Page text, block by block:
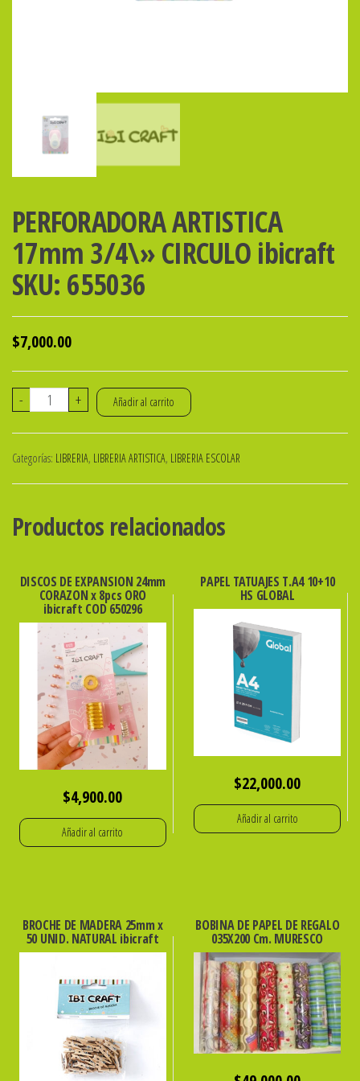
PERFORADORA ARTISTICA
17mm 3/4\» CIRCULO ibicraft
SKU: 655036
$7,000.00
-
PERFORADORA
3/4\"
CIRCULO
SKU:
cantidad
+ Añadir al carrito
Categorías: LIBRERIA, LIBRERIA ARTISTICA, LIBRERIA ESCOLAR
Productos relacionados
DISCOS DE EXPANSION 24mm
CORAZON x 8pcs ORO
ibicraft COD 650296
$4,900.00
Añadir al carrito
PAPEL TATUAJES T.A4 10+10
HS GLOBAL
$22,000.00
Añadir al carrito
BROCHE DE MADERA 25mm x
50 UNID. NATURAL ibicraft
BOBINA DE PAPEL DE REGALO
035X200 Cm. MURESCO